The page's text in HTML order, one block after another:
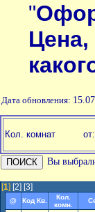
"
Дата обновления:
Кол. комнат от:
Вы
[1] [2] [3]
@ Код Кв.
Кол.
комн.